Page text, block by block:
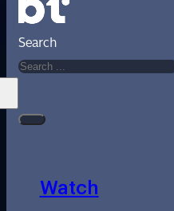
Search
Watch